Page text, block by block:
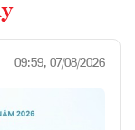
09:59, 07/08/2026